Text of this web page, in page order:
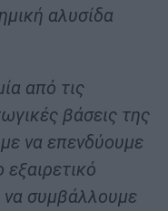
αλυσίδα
από τις
βάσεις της
να επενδύουμε
να συμβάλλουμε